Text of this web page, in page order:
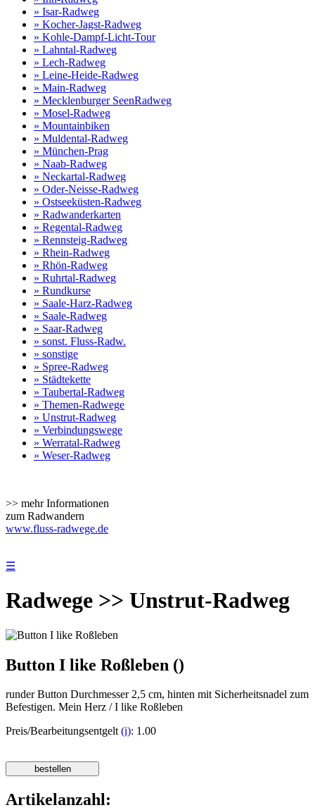
» Isar-Radweg
» Kocher-Jagst-Radweg
» Kohle-Dampf-Licht-Tour
» Lahntal-Radweg
» Lech-Radweg
» Leine-Heide-Radweg
» Main-Radweg
» Mecklenburger SeenRadweg
» Mosel-Radweg
» Mountainbiken
» Muldental-Radweg
» München-Prag
» Naab-Radweg
» Neckartal-Radweg
» Oder-Neisse-Radweg
» Ostseeküsten-Radweg
» Radwanderkarten
» Regental-Radweg
» Rennsteig-Radweg
» Rhein-Radweg
» Rhön-Radweg
» Ruhrtal-Radweg
» Rundkurse
» Saale-Harz-Radweg
» Saale-Radweg
» Saar-Radweg
» sonst. Fluss-Radw.
» sonstige
» Spree-Radweg
» Städtekette
» Taubertal-Radweg
» Themen-Radwege
» Unstrut-Radweg
» Verbindungswege
» Werratal-Radweg
» Weser-Radweg
>> mehr Informationen
zum Radwandern
www.fluss-radwege.de
☰
Radwege >> Unstrut-Radweg
Button I like Roßleben ()
runder Button Durchmesser 2,5 cm, hinten mit Sicherheitsnadel zum
Befestigen. Mein Herz / I like Roßleben
Preis/Bearbeitungsentgelt(i): 1.00
Artikelanzahl: